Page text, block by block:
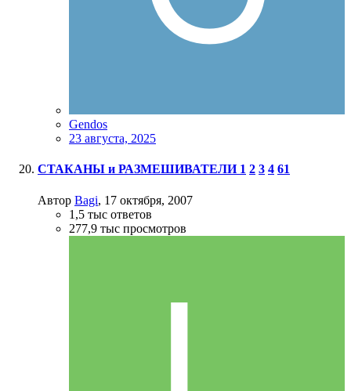
Gendos
23 августа, 2025
СТАКАНЫ и РАЗМЕШИВАТЕЛИ 1 2 3 4 61
Автор Bagi, 17 октября, 2007
1,5 тыс ответов
277,9 тыс просмотров